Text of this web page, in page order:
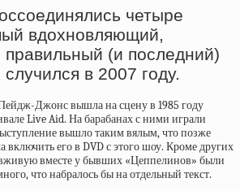
четыре
вдохновляющий,
правильный (и последний)
в 2007 году.
Джонс вышла на сцену в 1985 году
Live Aid. На барабанах с ними играли
вышло таким вялым, что позже
включить его в DVD с этого шоу. Кроме других
вместе у бывших «Цеппелинов» были
что набралось бы на отдельный текст.